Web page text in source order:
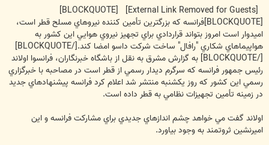
ت[External Link Removed for Guests]
[BLOCKQUOTE]
[BLOCKQUOTE]فرانسه که بزرگترين تأمين کننده نيروهاي مسلح قطر است،
اميدوار است امروز بتواند قراردادي براي تجهيز نيروي هوايي اين کشور به
هواپيماهاي شکاري "رافال" ساخت شرکت داسو امضا کند.[/BLOCKQUOTE]
[/BLOCKQUOTE] به گزارش مشرق به نقل از باشگاه خبرنگاران، فرانسوا اولاند
رئيس جمهور فرانسه که سرگرم ديدار رسمي از قطر است در مصاحبه با خبرگزاري
رسمي اين کشور که روز يکشنبه منتشر شد اعلام کرد فرانسه پيشنهادهاي جديد
در زمينه تأمين تجهيزات نظامي به قطر داده است.
اولاند گفت مي خواهد چشم اندازهاي جديدي براي مشارکت فرانسه و اين
اميرنشين ثروتمند به وجود بياورد.